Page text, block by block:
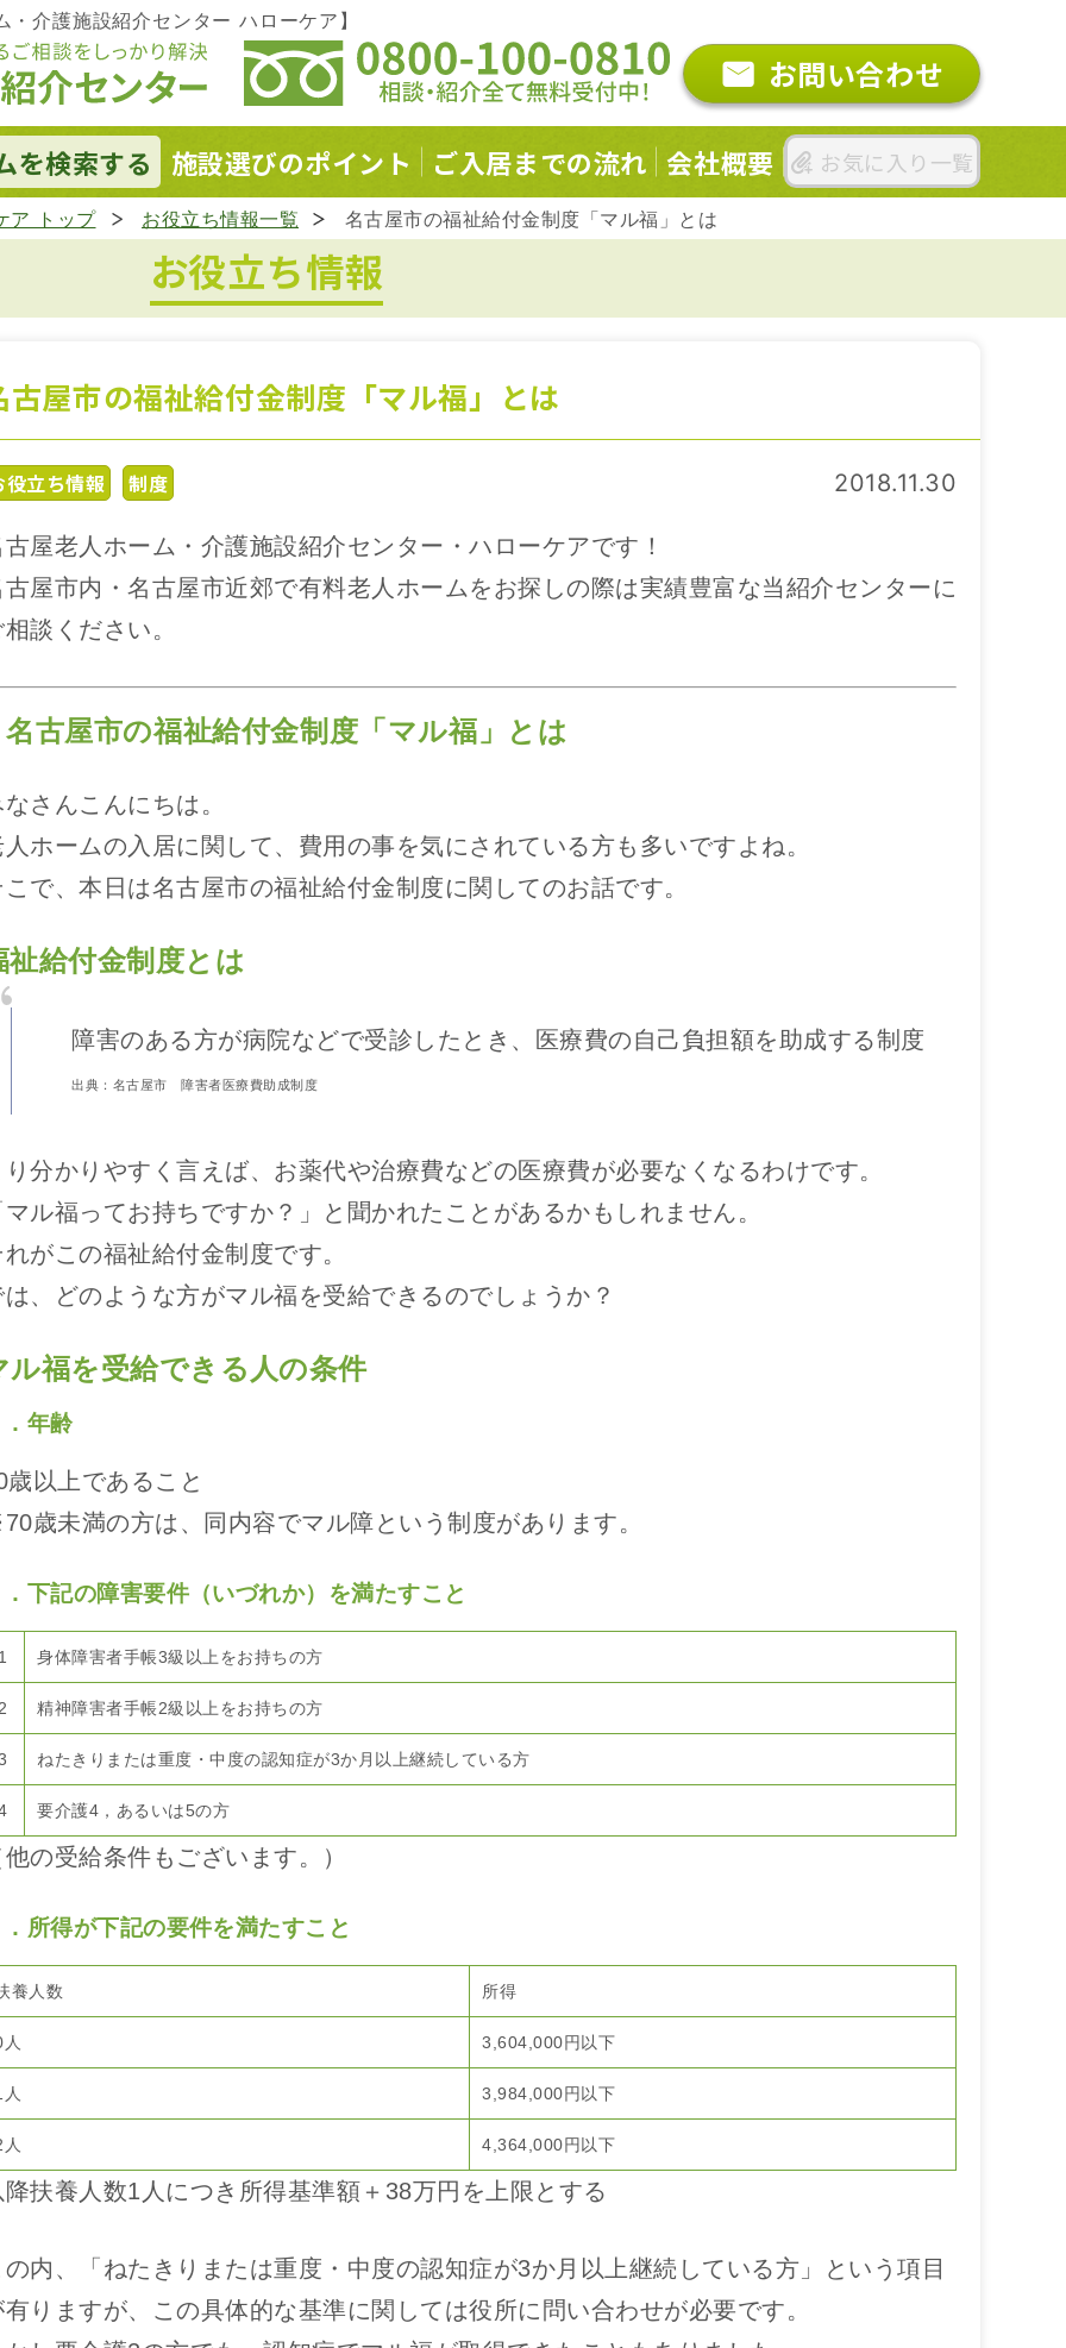
介護施設紹介センター ハローケア】
お問い合わせ
を検索する 施設選びのポイント ご入居までの流れ 会社概要 お気に入り一覧
ア トップ お役立ち情報一覧 名古屋市の福祉給付金制度「マル福」とは
お役立ち情報
古屋市の福祉給付金制度「マル福」とは
役立ち情報 制度 2018.11.30
古屋老人ホーム・介護施設紹介センター・ハローケアです！
古屋市内・名古屋市近郊で有料老人ホームをお探しの際は実績豊富な当紹介センターに
談ください。
名古屋市の福祉給付金制度「マル福」とは
さんこんにちは。
人ホームの入居に関して、費用の事を気にされている方も多いですよね。
こで、本日は名古屋市の福祉給付金制度に関してのお話です。
祉給付金制度とは
障害のある方が病院などで受診したとき、医療費の自己負担額を助成する制度
出典： 名古屋市 障害者医療費助成制度
り分かりやすく言えば、お薬代や治療費などの医療費が必要なくなるわけです。
マル福ってお持ちですか？」と聞かれたことがあるかもしれません。
がこの福祉給付金制度です。
は、どのような方がマル福を受給できるのでしょうか？
ル福を受給できる人の条件
年齢
歳以上であること
歳未満の方は、同内容でマル障という制度があります。
下記の障害要件（いづれか）を満たすこと
身体障害者手帳3級以上をお持ちの方
精神障害者手帳2級以上をお持ちの方
ねたきりまたは重度・中度の認知症が3か月以上継続している方
要介護4，あるいは5の方
の受給条件もございます。）
所得が下記の要件を満たすこと
養人数 所得
3,604,000円以下
3,984,000円以下
4,364,000円以下
降扶養人数1人につき所得基準額＋38万円を上限とする
の内、「ねたきりまたは重度・中度の認知症が3か月以上継続している方」という項目
有りますが、この具体的な基準に関しては役所に問い合わせが必要です。